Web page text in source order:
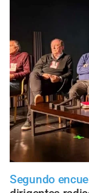
Segundo